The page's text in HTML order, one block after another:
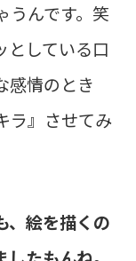
うんです。笑
としている口
感情のとき
ラ』させてみ
、絵を描くの